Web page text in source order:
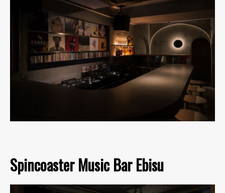
Spincoaster Music Bar Ebisu